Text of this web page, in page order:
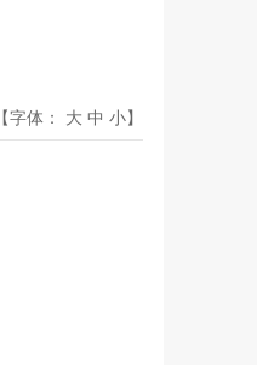
【字体： 大 中 小】